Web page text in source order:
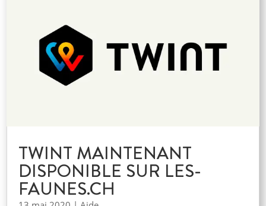
TWINT MAINTENANT
DISPONIBLE SUR LES-
FAUNES.CH